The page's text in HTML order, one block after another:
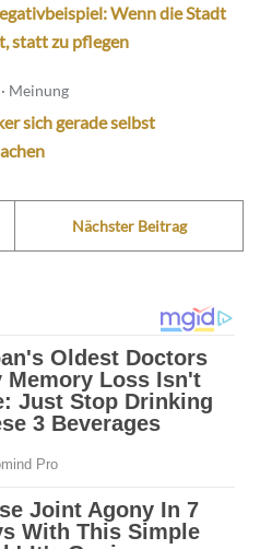
Wenn die Stadt
statt zu pflegen
Meinung
sich gerade selbst
Nächster Beitrag